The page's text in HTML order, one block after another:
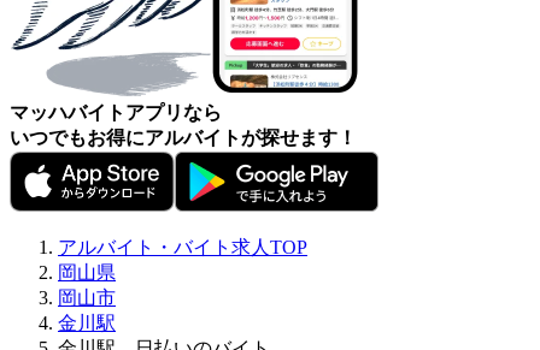
マッハバイトアプリなら
いつでもお得にアルバイトが探せます！
アルバイト・バイト求人TOP
岡山県
岡山市
金川駅